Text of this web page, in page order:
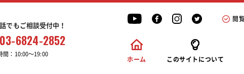
でもご相談受付中！
03-6824-2852
間：10:00〜19:00
閲
ホーム このサイトについて